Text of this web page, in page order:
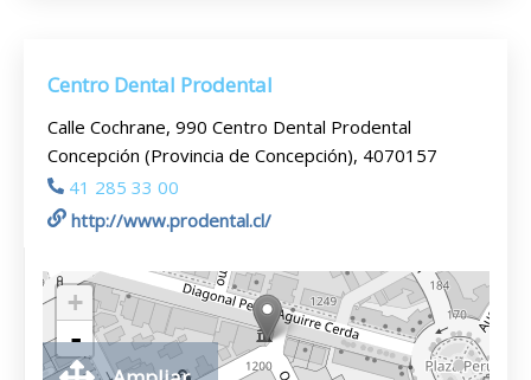
Centro Dental Prodental
Calle Cochrane, 990 Centro Dental Prodental
Concepción (Provincia de Concepción), 4070157
41 285 33 00
http://www.prodental.cl/
+
-